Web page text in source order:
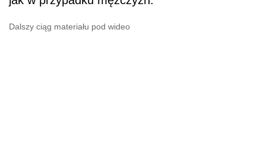
Dalszy ciąg materiału pod wideo